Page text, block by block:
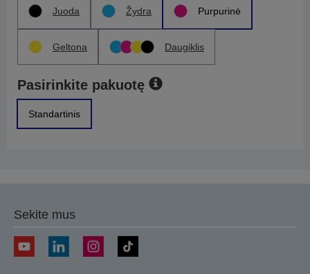
Juoda Žydra Purpurinė
Geltona Daugiklis
Pasirinkite pakuotę
Standartinis
Sekite mus